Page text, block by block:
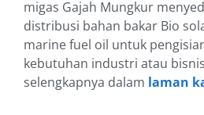
migas Gajah Mungkur
distribusi bahan bakar Bio
marine fuel oil untuk
kebutuhan industri atau
selengkapnya dalam laman